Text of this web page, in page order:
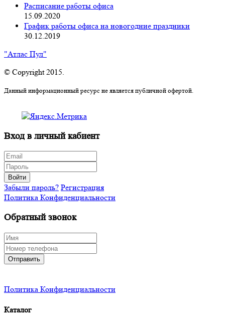
Расписание работы офиса
15.09.2020
График работы офиса на новогодние праздники
30.12.2019
"Атлас Пул"
© Copyright 2015.
Данный информационный ресурс не является публичной офертой.
Вход в личный кабиент
Войти
Забыли пароль? Регистрация
Политика Конфиденциальности
Обратный звонок
Отправить
Политика Конфиденциальности
Каталог